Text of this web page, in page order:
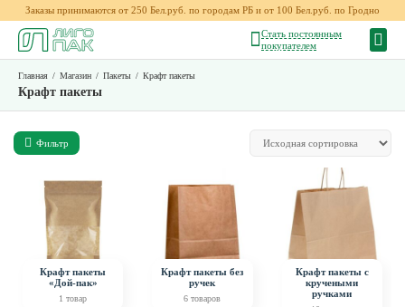
Заказы принимаются от 250 Бел.руб. по городам РБ и от 100 Бел.руб. по Гродно
Стать постоянным
покупателем
Главная / Магазин / Пакеты / Крафт пакеты
Крафт пакеты
Фильтр
Крафт пакеты
«Дой-пак»
1 товар
Крафт пакеты без
ручек
6 товаров
Крафт пакеты с
кручеными
ручками